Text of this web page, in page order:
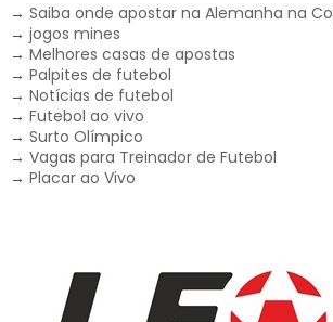
→ Saiba onde apostar na Alemanha na
→ jogos mines
→ Melhores casas de apostas
→ Palpites de futebol
→ Notícias de futebol
→ Futebol ao vivo
→ Surto Olímpico
→ Vagas para Treinador de Futebol
→ Placar ao Vivo